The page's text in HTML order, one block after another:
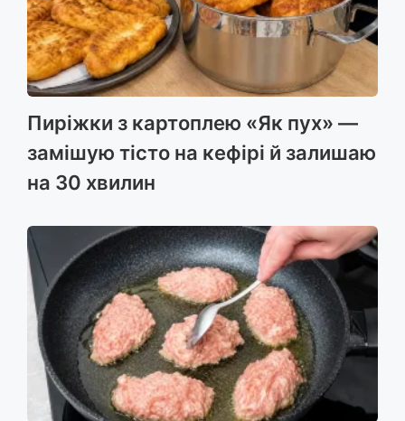
Пиріжки з картоплею «Як пух» —
замішую тісто на кефірі й залишаю
на 30 хвилин